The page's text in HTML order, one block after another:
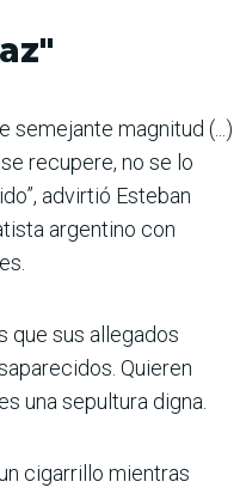
semejante magnitud (...)
recupere, no se lo
advirtió Esteban
argentino con
que sus allegados
Quieren
una sepultura digna.
cigarrillo mientras